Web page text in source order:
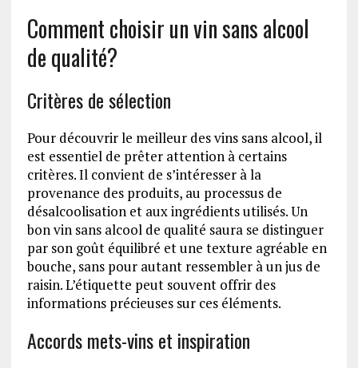
Comment choisir un vin sans alcool
de qualité?
Critères de sélection
Pour découvrir le meilleur des vins sans alcool, il
est essentiel de prêter attention à certains
critères. Il convient de s’intéresser à la
provenance des produits, au processus de
désalcoolisation et aux ingrédients utilisés. Un
bon vin sans alcool de qualité saura se distinguer
par son goût équilibré et une texture agréable en
bouche, sans pour autant ressembler à un jus de
raisin. L’étiquette peut souvent offrir des
informations précieuses sur ces éléments.
Accords mets-vins et inspiration